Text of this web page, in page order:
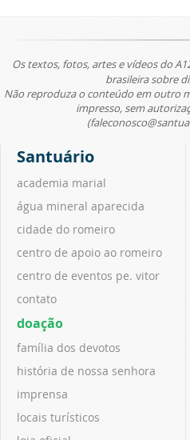
Os textos, fotos, artes e vídeos do
brasileira sobre
Não reproduza o conteúdo em outro
impresso, sem
Santuário
academia marial
água mineral aparecida
cidade do romeiro
centro de apoio ao romeiro
centro de eventos pe. vitor
contato
doação
família dos devotos
história de nossa senhora
imprensa
locais turísticos